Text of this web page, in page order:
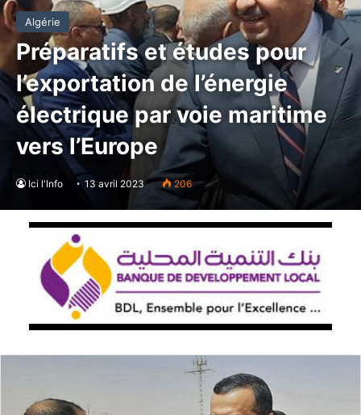
Algérie
Préparatifs et études pour
l’exportation de l’énergie
électrique par voie maritime
vers l’Europe
Ici l'Info 13 avril 2023 206